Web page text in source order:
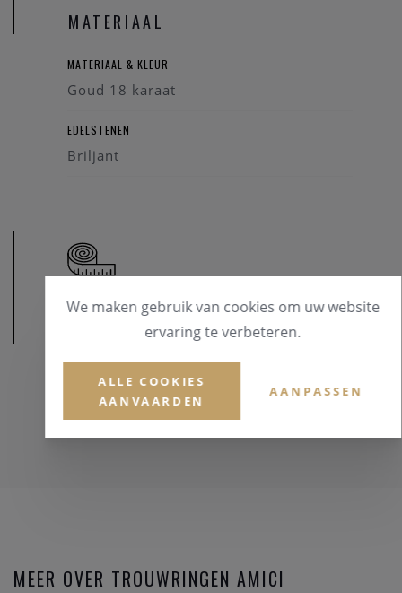
iets dat perfect past bij jullie speciale lifestyle? Of voel je
MATERIAAL
MATERIAAL & KLEUR
Goud 18 karaat
EDELSTENEN
Briljant
AFMETINGEN
MEER OVER TROUWRINGEN AMICI
We maken gebruik van cookies om uw website
ervaring te verbeteren.
ALLE COOKIES
AANVAARDEN
AANPASSEN